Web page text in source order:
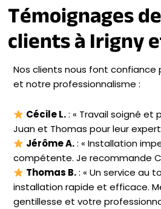
Témoignages
clients à Irigny
Nos clients nous font confiance
et notre professionnalisme :
Cécile L.: « Travail soigné et
Juan et Thomas pour leur
Jérôme A.: « Installation
compétente. Je recommande
Thomas B.: « Un service au
installation rapide et efficace.
gentillesse et votre